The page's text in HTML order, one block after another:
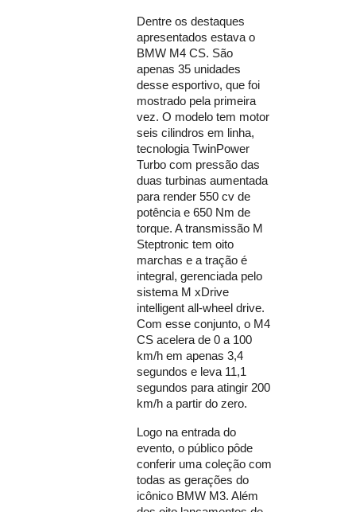
Dentre os destaques
apresentados estava o
BMW M4 CS. São
apenas 35 unidades
desse esportivo, que foi
mostrado pela primeira
vez. O modelo tem motor
seis cilindros em linha,
tecnologia TwinPower
Turbo com pressão das
duas turbinas aumentada
para render 550 cv de
potência e 650 Nm de
torque. A transmissão M
Steptronic tem oito
marchas e a tração é
integral, gerenciada pelo
sistema M xDrive
intelligent all-wheel drive.
Com esse conjunto, o M4
CS acelera de 0 a 100
km/h em apenas 3,4
segundos e leva 11,1
segundos para atingir 200
km/h a partir do zero.
Logo na entrada do
evento, o público pôde
conferir uma coleção com
todas as gerações do
icônico BMW M3. Além